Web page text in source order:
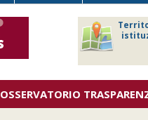
OSSERVATORIO